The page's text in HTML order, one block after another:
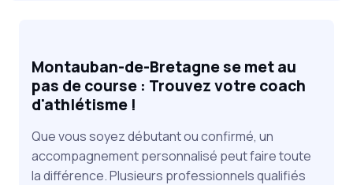
Montauban-de-Bretagne se met au
pas de course : Trouvez votre coach
d'athlétisme !
Que vous soyez débutant ou confirmé, un
accompagnement personnalisé peut faire toute
la différence. Plusieurs professionnels qualifiés